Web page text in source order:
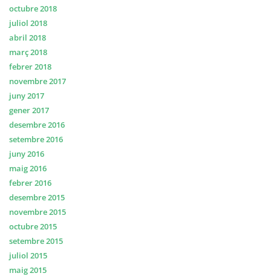
octubre 2018
juliol 2018
abril 2018
març 2018
febrer 2018
novembre 2017
juny 2017
gener 2017
desembre 2016
setembre 2016
juny 2016
maig 2016
febrer 2016
desembre 2015
novembre 2015
octubre 2015
setembre 2015
juliol 2015
maig 2015